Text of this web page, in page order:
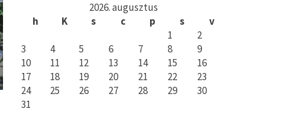
2026. augusztus
h
K s c p s
v
1
2
3
4 5 6 7 8
9
10
11 12 13 14 15
16
17
18 19 20 21 22
23
24
25 26 27 28 29
30
31